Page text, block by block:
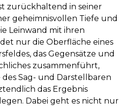
zurückhaltend in seiner
geheimnisvollen Tiefe und
Leinwand mit ihren
nur die Oberfläche eines
das Gegensätze und
zusammenführt,
Sag- und Darstellbaren
das Ergebnis
Dabei geht es nicht nur